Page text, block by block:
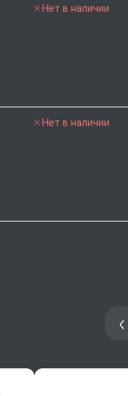
Нет в наличии
Нет в наличии